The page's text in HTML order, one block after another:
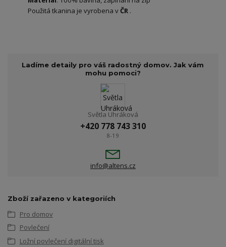
Použitá tkanina je vyrobena vČR .
Ladíme detaily pro váš radostný domov. Jak vám
mohu pomoci?
Světla Uhráková
+420 778 743 310
8-19
info@altens.cz
Zboží zařazeno v kategoriích
Pro domov
Povlečení
Ložní povlečení digitální tisk